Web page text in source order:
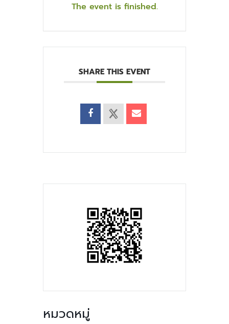
The event is finished.
SHARE THIS EVENT
หมวดหมู่